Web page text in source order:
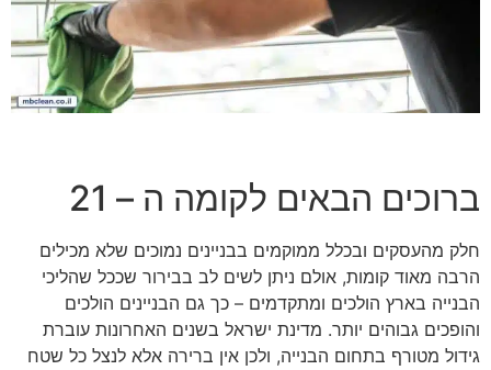
ברוכים הבאים לקומה ה – 21
חלק מהעסקים ובכלל ממוקמים בבניינים נמוכים שלא מכילים
הרבה מאוד קומות, אולם ניתן לשים לב בבירור שככל שהליכי
הבנייה בארץ הולכים ומתקדמים – כך גם הבניינים הולכים
והופכים גבוהים יותר. מדינת ישראל בשנים האחרונות עוברת
גידול מטורף בתחום הבנייה, ולכן אין ברירה אלא לנצל כל שטח